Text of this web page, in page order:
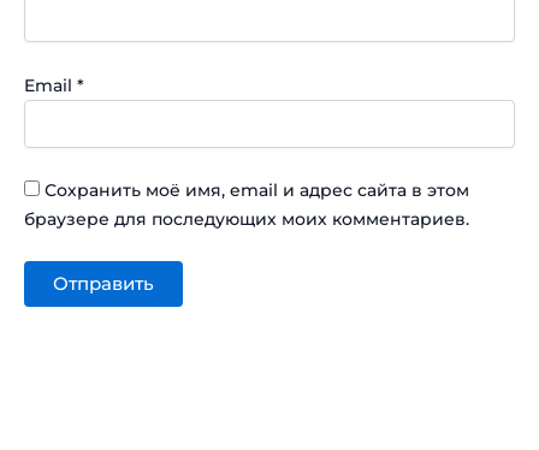
Email *
Сохранить моё имя, email и адрес сайта в этом
браузере для последующих моих комментариев.